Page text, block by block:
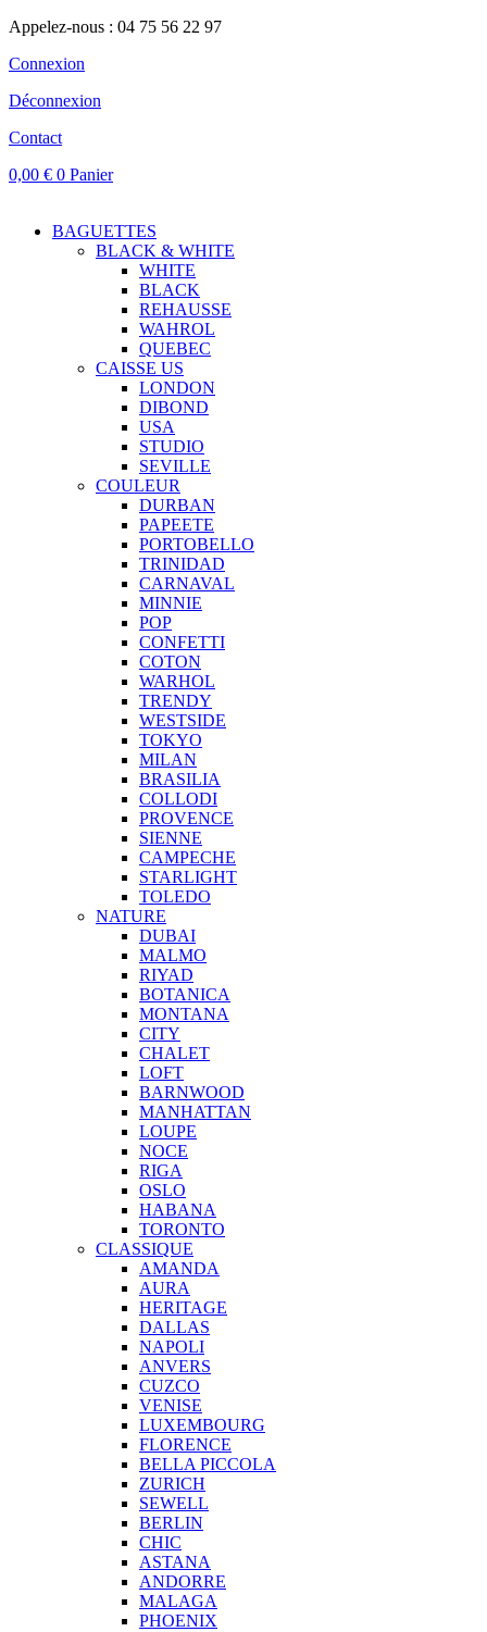
Appelez-nous : 04 75 56 22 97
Connexion
Déconnexion
Contact
0,00 € 0 Panier
BAGUETTES
BLACK & WHITE
WHITE
BLACK
REHAUSSE
WAHROL
QUEBEC
CAISSE US
LONDON
DIBOND
USA
STUDIO
SEVILLE
COULEUR
DURBAN
PAPEETE
PORTOBELLO
TRINIDAD
CARNAVAL
MINNIE
POP
CONFETTI
COTON
WARHOL
TRENDY
WESTSIDE
TOKYO
MILAN
BRASILIA
COLLODI
PROVENCE
SIENNE
CAMPECHE
STARLIGHT
TOLEDO
NATURE
DUBAI
MALMO
RIYAD
BOTANICA
MONTANA
CITY
CHALET
LOFT
BARNWOOD
MANHATTAN
LOUPE
NOCE
RIGA
OSLO
HABANA
TORONTO
CLASSIQUE
AMANDA
AURA
HERITAGE
DALLAS
NAPOLI
ANVERS
CUZCO
VENISE
LUXEMBOURG
FLORENCE
BELLA PICCOLA
ZURICH
SEWELL
BERLIN
CHIC
ASTANA
ANDORRE
MALAGA
PHOENIX